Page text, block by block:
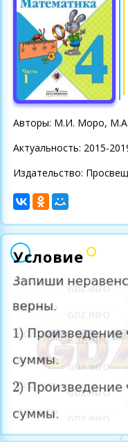
Авторы: М.И. Моро, М.А.
Актуальность: 2015-
Издательство:
Условие